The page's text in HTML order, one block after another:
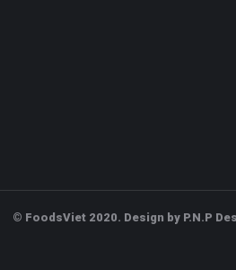
© FoodsViet 2020. Design by P.N.P